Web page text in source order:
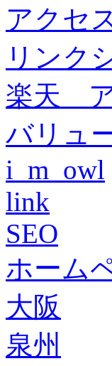
アクセ
リンク
楽天
バリュ
i_m_owl
link
SEO
ホーム
大阪
泉州